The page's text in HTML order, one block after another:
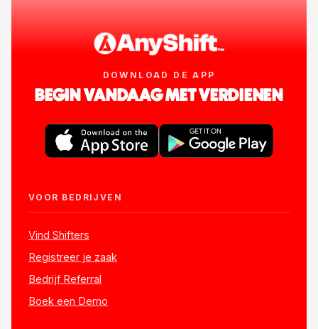
DOWNLOAD DE APP
BEGIN VANDAAG MET VERDIENEN
VOOR BEDRIJVEN
Vind Shifters
Registreer je zaak
Bedrijf Referral
Boek een Demo